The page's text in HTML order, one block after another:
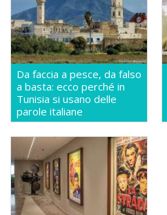
Da faccia a pesce, da falso
a basta: ecco perché in
Tunisia si usano delle
parole italiane